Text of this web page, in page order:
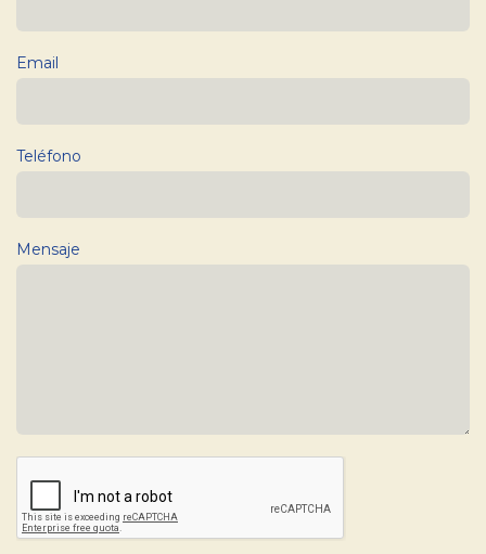
Email
Teléfono
Mensaje